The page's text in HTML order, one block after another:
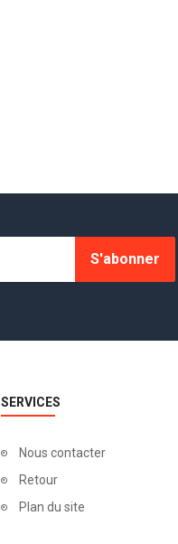
S'abonner
SERVICES
Nous contacter
Retour
Plan du site